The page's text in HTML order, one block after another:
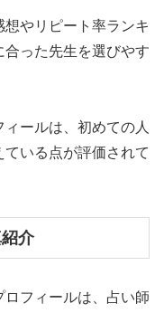
やリピート率ランキ
った先生を選びやす
ールは、初めての人
いる点が評価されて
介
ロフィールは、占い師